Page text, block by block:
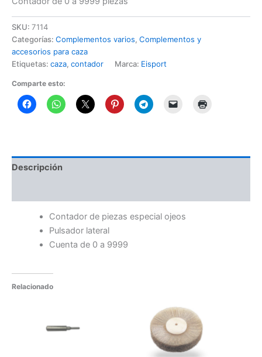
SKU: 7114
Categorías: Complementos varios, Complementos y
accesorios para caza
Etiquetas: caza, contador Marca: Eisport
Comparte esto:
Descripción
Contador de piezas especial ojeos
Pulsador lateral
Cuenta de 0 a 9999
Relacionado